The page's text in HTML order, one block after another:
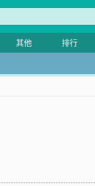
其他 排行